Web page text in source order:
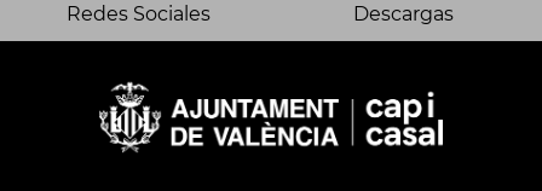
Redes Sociales Descargas